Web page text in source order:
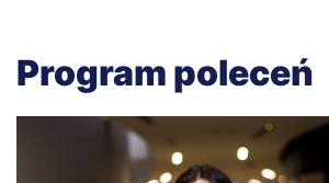
Program poleceń